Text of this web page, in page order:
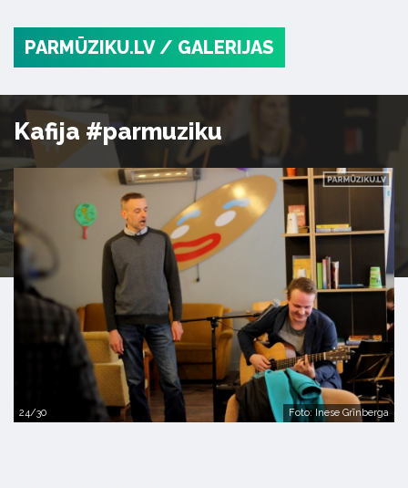
PARMŪZIKU.LV / GALERIJAS
Kafija #parmuziku
24/30 Foto: Inese Grīnberga